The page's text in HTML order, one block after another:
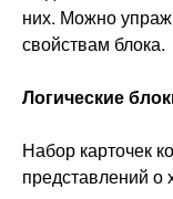
них. Можно
свойствам блока.
Логические
Набор карточек
представлений о